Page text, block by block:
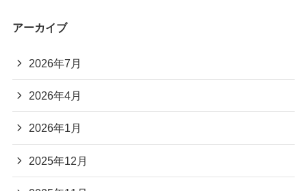
アーカイブ
2026年7月
2026年4月
2026年1月
2025年12月